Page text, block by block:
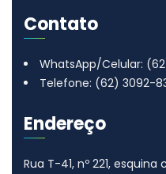
Contato
WhatsApp/Celular:
Telefone: (62) 3092-
Endereço
Rua T-41, nº 221,